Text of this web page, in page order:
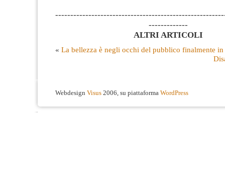
-------------
ALTRI ARTICOLI
« La bellezza è negli occhi del pubblico finalmente in
Webdesign Visus 2006, su piattaforma WordPress